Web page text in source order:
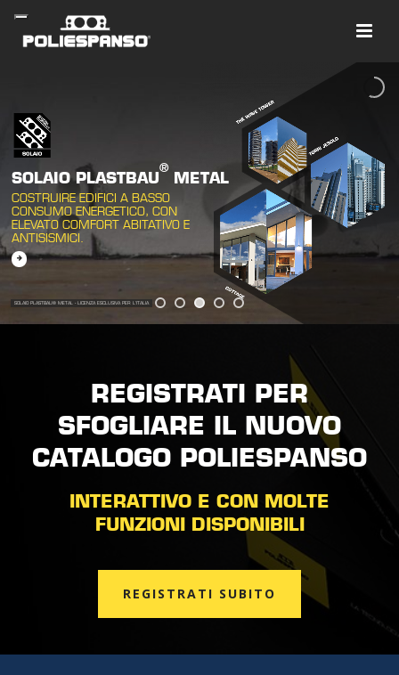
SOLAIO PLASTBAU
®
METAL
COSTRUIRE EDIFICI A BASSO
CONSUMO ENERGETICO, CON
ELEVATO COMFORT ABITATIVO E
ANTISISMICI.
SOLAIO PLASTBAU® METAL - LICENZA ESCLUSIVA PER L'ITALIA
REGISTRATI PER
SFOGLIARE IL NUOVO
CATALOGO POLIESPANSO
INTERATTIVO E CON MOLTE
FUNZIONI DISPONIBILI
REGISTRATI SUBITO